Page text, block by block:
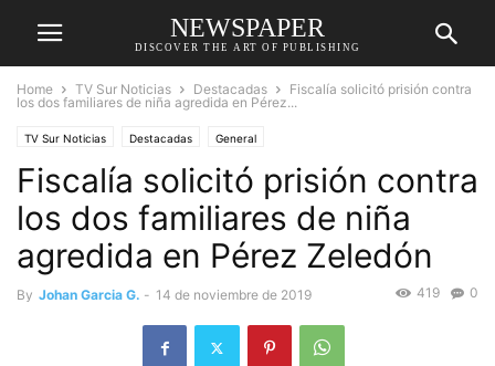
NEWSPAPER
DISCOVER THE ART OF PUBLISHING
Home TV Sur Noticias Destacadas
Fiscalía solicitó prisión contra
los dos familiares de niña agredida en Pérez...
TV Sur Noticias Destacadas General
Fiscalía solicitó prisión contra
los dos familiares de niña
agredida en Pérez Zeledón
By Johan Garcia G. - 14 de noviembre de 2019 0
419